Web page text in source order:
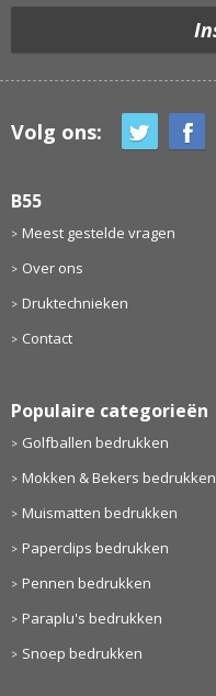
Volg ons:
B55
Meest gestelde vragen
Over ons
Druktechnieken
Contact
Populaire categorieën
Golfballen bedrukken
Mokken & Bekers bedrukken
Muismatten bedrukken
Paperclips bedrukken
Pennen bedrukken
Paraplu's bedrukken
Snoep bedrukken